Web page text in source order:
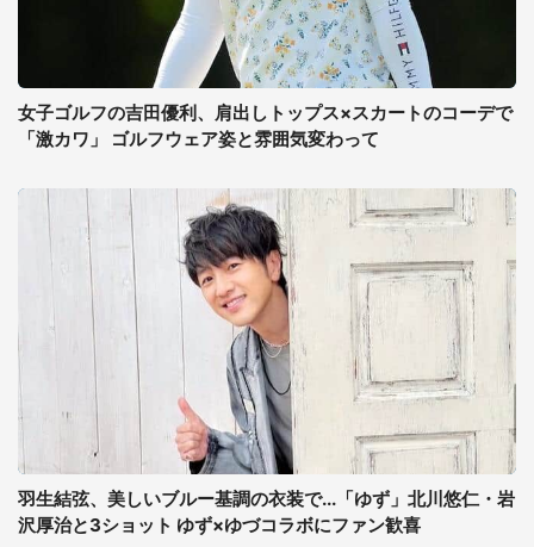
女子ゴルフの吉田優利、肩出しトップス×スカートのコーデで
「激カワ」 ゴルフウェア姿と雰囲気変わって
羽生結弦、美しいブルー基調の衣装で...「ゆず」北川悠仁・岩
沢厚治と3ショット ゆず×ゆづコラボにファン歓喜